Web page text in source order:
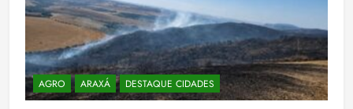
AGRO ARAXÁ DESTAQUE CIDADES